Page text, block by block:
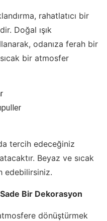
rahatlatıcı bir
Doğal ışık
odanıza ferah bir
bir atmosfer
tercih edeceğiniz
Beyaz ve sıcak
edebilirsiniz.
Bir Dekorasyon
dönüştürmek